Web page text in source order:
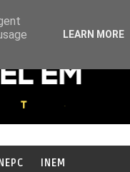
INEM
LEARN MORE